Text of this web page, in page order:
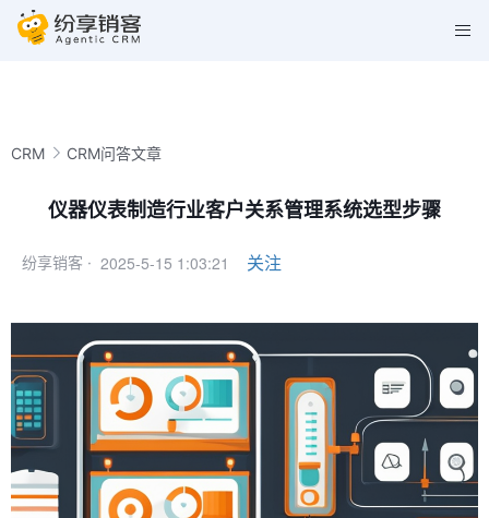
CRM CRM问答文章
仪器仪表制造行业客户关系管理系统选型步骤
纷享销客 · 2025-5-15 1:03:21 关注